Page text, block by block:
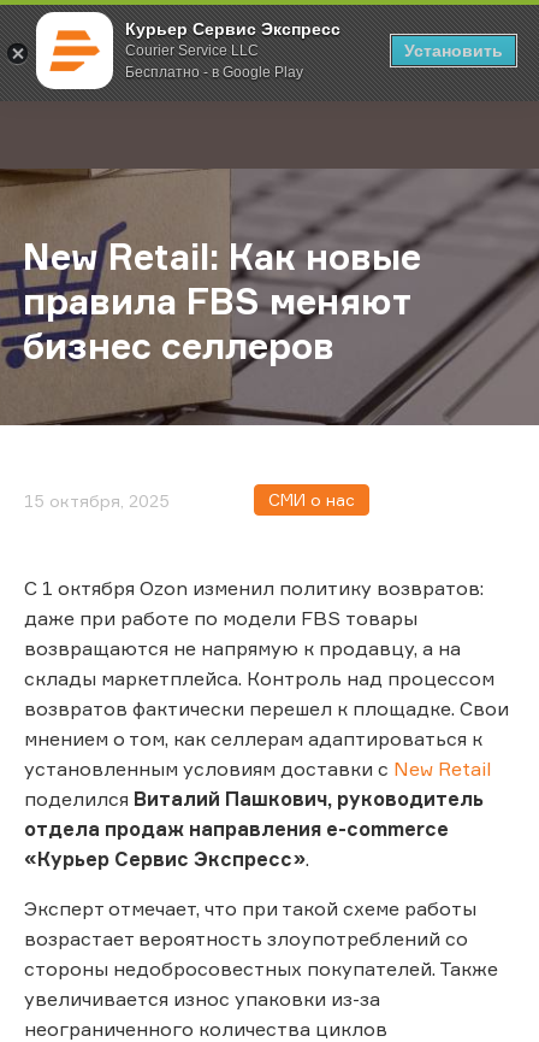
Курьер Сервис Экспресс
Courier Service LLC
Бесплатно - в Google Play
Установить
; Главная О компании Новости New Retail: Как новые правила
New Retail: Как новые
правила FBS меняют
бизнес селлеров
15 октября, 2025 СМИ о нас
С 1 октября Ozon изменил политику возвратов:
даже при работе по модели FBS товары
возвращаются не напрямую к продавцу, а на
склады маркетплейса. Контроль над процессом
возвратов фактически перешел к площадке. Свои
мнением о том, как селлерам адаптироваться к
установленным условиям доставки с New Retail
поделился Виталий Пашкович, руководитель
отдела продаж направления e-commerce
«Курьер Сервис Экспресс».
Эксперт отмечает, что при такой схеме работы
возрастает вероятность злоупотреблений со
стороны недобросовестных покупателей. Также
увеличивается износ упаковки из-за
неограниченного количества циклов